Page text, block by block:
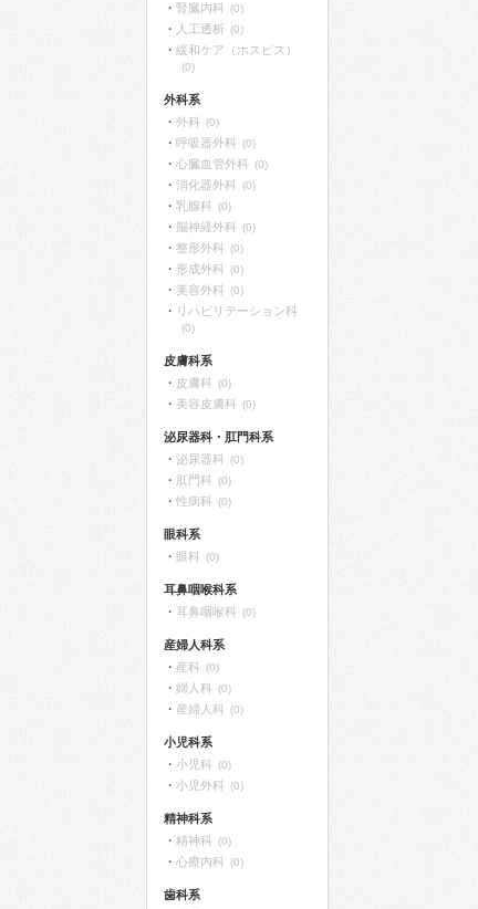
腎臓内科 (0)
人工透析 (0)
緩和ケア（ホスピス）
(0)
外科系
外科 (0)
呼吸器外科 (0)
心臓血管外科 (0)
消化器外科 (0)
乳腺科 (0)
脳神経外科 (0)
整形外科 (0)
形成外科 (0)
美容外科 (0)
リハビリテーション科
(0)
皮膚科系
皮膚科 (0)
美容皮膚科 (0)
泌尿器科・肛門科系
泌尿器科 (0)
肛門科 (0)
性病科 (0)
眼科系
眼科 (0)
耳鼻咽喉科系
耳鼻咽喉科 (0)
産婦人科系
産科 (0)
婦人科 (0)
産婦人科 (0)
小児科系
小児科 (0)
小児外科 (0)
精神科系
精神科 (0)
心療内科 (0)
歯科系